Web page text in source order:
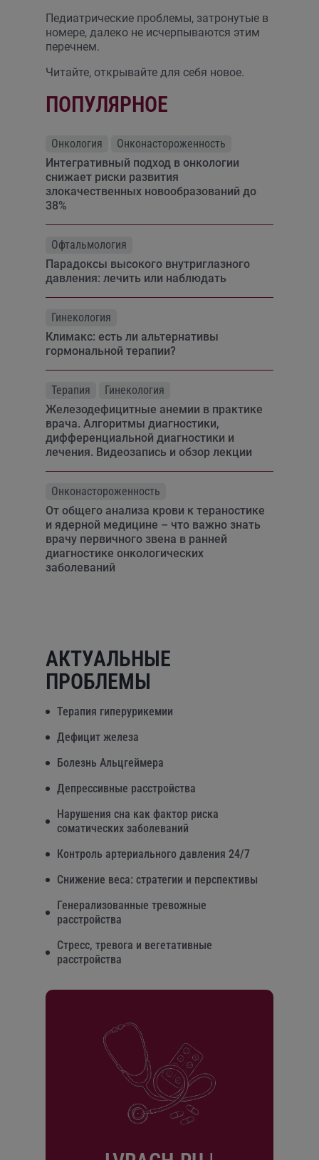
Педиатрические проблемы, затронутые в
номере, далеко не исчерпываются этим
перечнем.
Читайте, открывайте для себя новое.
ПОПУЛЯРНОЕ
Онкология
Онконастороженность
Интегративный подход в онкологии
снижает риски развития
злокачественных новообразований до
38%
Офтальмология
Парадоксы высокого внутриглазного
давления: лечить или наблюдать
Гинекология
Климакс: есть ли альтернативы
гормональной терапии?
Терапия
Гинекология
Железодефицитные анемии в практике
врача. Алгоритмы диагностики,
дифференциальной диагностики и
лечения. Видеозапись и обзор лекции
Онконастороженность
От общего анализа крови к тераностике
и ядерной медицине – что важно знать
врачу первичного звена в ранней
диагностике онкологических
заболеваний
АКТУАЛЬНЫЕ
ПРОБЛЕМЫ
Терапия гиперурикемии
Дефицит железа
Болезнь Альцгеймера
Депрессивные расстройства
Нарушения сна как фактор риска
соматических заболеваний
Контроль артериального давления 24/7
Снижение веса: стратегии и перспективы
Генерализованные тревожные
расстройства
Стресс, тревога и вегетативные
расстройства